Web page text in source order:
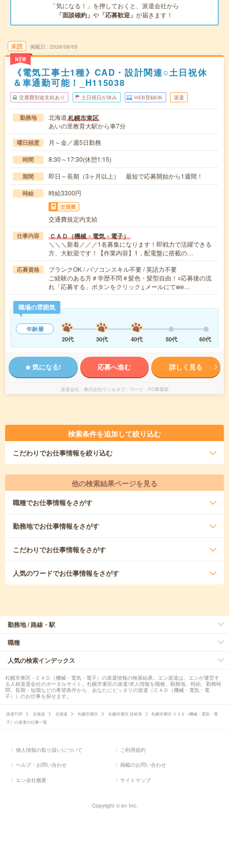
「気になる！」を押しておくと、派遣会社から
「面談確約」 や 「応募歓迎」 が届きます！
未読
NEW
掲載日 2026/08/05
《電気工事士1種》CAD・設計関連○土日祝休
＆車通勤可能！_H115038
交通費別途支給あり 土日祝日が休み WEB登録OK 派遣
勤務地 北海道札幌市東区
あいの里教育大駅から車7分
曜日頻度 月～金／週5日勤務
時間 8:30～17:30(休憩1:15)
期間 即日～長期（3ヶ月以上） 最短で応募開始から1週間！
時給 時給3300円
交通費
交通費規定内支給
仕事内容 ＣＡＤ（機械・電気・電子）
＼＼＼新着／／／1名募集になります！即戦力で活躍できる
方、大歓迎です！【作業内容】1，配電盤に搭載の…
応募資格
ブランクOK / パソコンスキル不要 / 英語力不要
ご経験のある方＃学歴不問＃髪色・髪型自由！○応募後の流
れ「応募する」ボタンをクリック↓メールにてwe…
職場の雰囲気
年齢層
20代
30代 40代 50代 60代
気になる! 応募へ進む 詳しく見る
派遣会社 株式会社ウィルオブ・ワーク FO事業部
検索条件を追加して絞り込む
こだわりでお仕事情報を絞り込む
他の検索結果ページを見る
職種でお仕事情報をさがす
勤務地でお仕事情報をさがす
こだわりでお仕事情報をさがす
人気のワードでお仕事情報をさがす
勤務地 / 路線・駅
職種
人気の検索インデックス
札幌市東区 - ＣＡＤ（機械・電気・電子）の派遣情報の検索結果。エン派遣は、エンが運営す
る人材派遣会社のポータルサイト。札幌市東区の派遣/求人情報を職種、勤務地、時給、勤務時
間、長期・短期などの希望条件から、あなたにピッタリの派遣（ＣＡＤ（機械・電気・電
子））のお仕事を探せます。
派遣TOP 北海道 北海道 札幌市東区 札幌市東区 技術系
札幌市東区 ＣＡＤ（機械・電気・電
子）の派遣の仕事一覧
個人情報の取り扱いについて ご利用規約
ヘルプ・お問い合わせ 掲載のお問い合わせ
エン会社概要 サイトマップ
Copyright © en Inc.